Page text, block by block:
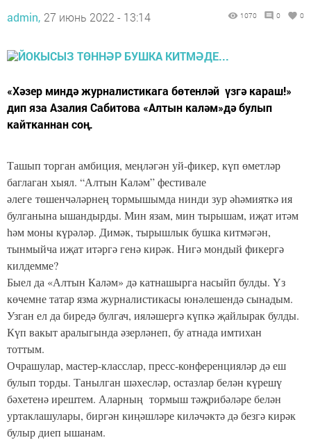
admin, 27 июнь 2022 - 13:14 1070 0 0
«Хәзер миндә журналистикага бөтенләй үзгә караш!»
дип яза Азалия Сабитова «Алтын каләм»дә булып
кайтканнан соң.
Ташып торган амбиция, меңләгән уй-фикер, күп өметләр
баглаган хыял. “Алтын Каләм” фестивале
әлеге төшенчәләрнең тормышымда нинди зур әһәмияткә ия
булганына ышандырды. Мин язам, мин тырышам, иҗат итәм
һәм моны күрәләр. Димәк, тырышлык бушка китмәгән,
тынмыйча иҗат итәргә генә кирәк. Нигә мондый фикергә
килдемме?
Быел да «Алтын Каләм» дә катнашырга насыйп булды. Үз
көчемне татар язма журналистикасы юнәлешендә сынадым.
Узган ел да биредә булгач, ияләшергә күпкә җайлырак булды.
Күп вакыт аралыгында әзерләнеп, бу атнада имтихан
тоттым.
Очрашулар, мастер-класслар, пресс-конференцияләр дә еш
булып торды. Танылган шәхесләр, остазлар белән күрешү
бәхетенә ирештем. Аларның тормыш тәҗрибәләре белән
уртаклашулары, биргән киңәшләре киләчәктә дә безгә кирәк
булыр диеп ышанам.